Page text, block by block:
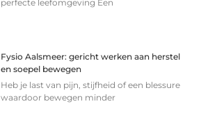
perfecte leefomgeving Een
Fysio Aalsmeer: gericht werken aan herstel
en soepel bewegen
Heb je last van pijn, stijfheid of een blessure
waardoor bewegen minder